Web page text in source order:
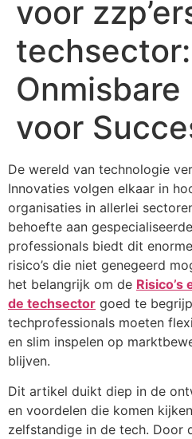
voor
voor
De wereld van technologie
Innovaties volgen elkaar in
organisaties in allerlei
behoefte aan
professionals biedt dit
risico’s die niet genegeerd
het belangrijk om de Risico’s
de techsector goed te
techprofessionals moeten
en slim inspelen op
blijven.
Dit artikel duikt diep in de
en voordelen die komen
zelfstandige in de tech. Door